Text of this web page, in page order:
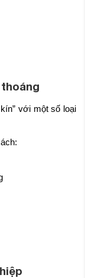
với một số loại